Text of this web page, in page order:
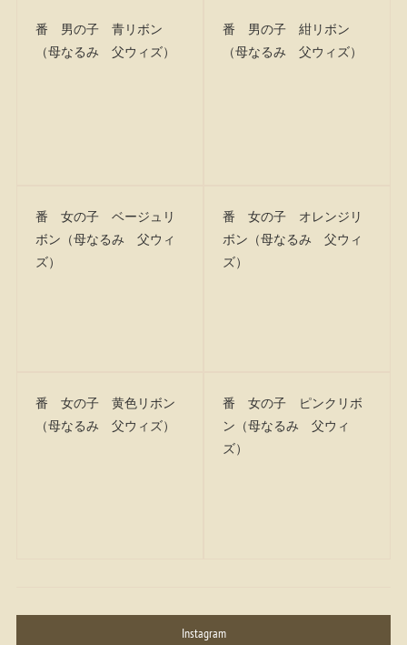
番 男の子 青リボン
（母なるみ 父ウィズ）
番 男の子 紺リボン
（母なるみ 父ウィズ）
番 女の子 ベージュリ
ボン（母なるみ 父ウィ
ズ）
番 女の子 オレンジリ
ボン（母なるみ 父ウィ
ズ）
番 女の子 黄色リボン
（母なるみ 父ウィズ）
番 女の子 ピンクリボ
ン（母なるみ 父ウィ
ズ）
Instagram